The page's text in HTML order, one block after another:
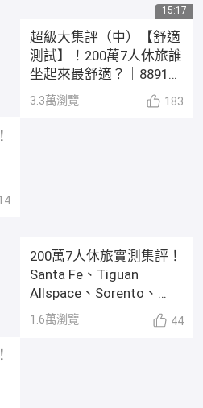
15:17
超級大集評（中）【舒適
測試】！200萬7人休旅誰
坐起來最舒適？｜8891汽
車
3.3萬瀏覽 183
200萬7人休旅實測集評！
Santa Fe、Tiguan
Allspace、Sorento、
5008、CX-9【內外設計】
1.6萬瀏覽 44